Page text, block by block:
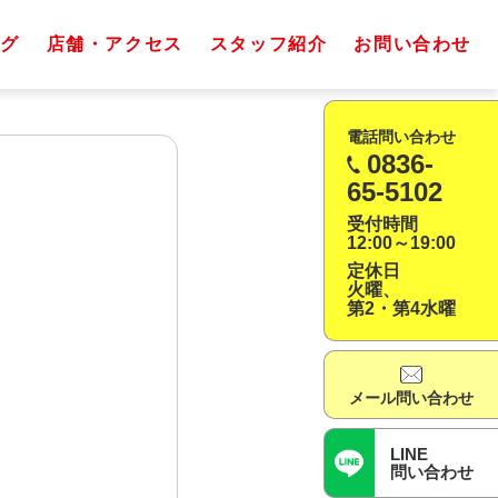
店舗・アクセス スタッフ紹介 お問い合わせ
電話問い合わせ
0836-
65-5102
受付時間
12:00～19:00
定休日
火曜、
第2・第4水曜
メール問い合わせ
LINE
問い合わせ